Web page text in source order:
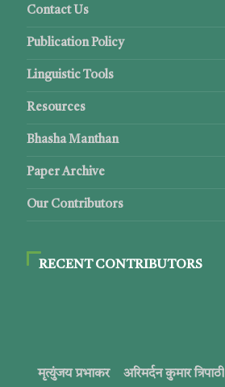
Contact Us
Publication Policy
Linguistic Tools
Resources
Bhasha Manthan
Paper Archive
Our Contributors
RECENT CONTRIBUTORS
मृत्युंजय प्रभाकर अरिमर्दन कुमार त्रिपाठी